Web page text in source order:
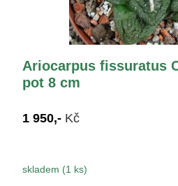
Ariocarpus fissuratus
pot 8 cm
1 950,- Kč
skladem (1 ks)